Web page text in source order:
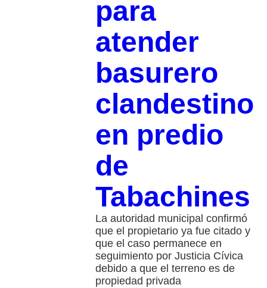
para
atender
basurero
clandestino
en predio
de
Tabachines
La autoridad municipal confirmó
que el propietario ya fue citado y
que el caso permanece en
seguimiento por Justicia Cívica
debido a que el terreno es de
propiedad privada